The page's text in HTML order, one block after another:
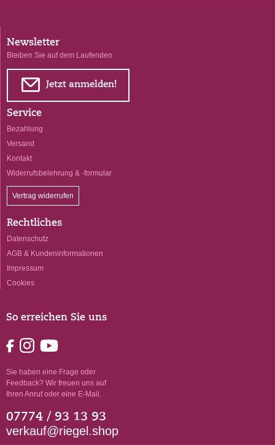
So erreichen Sie uns
Sie haben eine Frage oder
Feedback? Wir freuen uns auf
Ihren Anruf oder eine E-Mail.
07774 / 93 13 93
verkauf@riegel.shop
Newsletter
Bleiben Sie auf dem Laufenden
E Jetzt anmelden!
Service
Bezahlung
Versand
Kontakt
Widerrufsbelehrung & -formular
Vertrag widerrufen
Rechtliches
Datenschutz
AGB & Kundeninformationen
Impressum
Cookies